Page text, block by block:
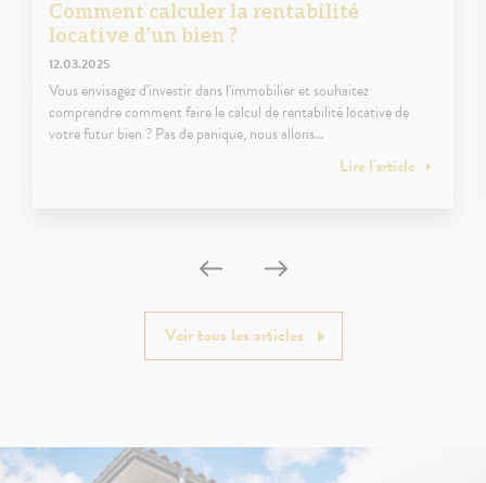
Comment calculer la rentabilité
locative d'un bien ?
12.03.2025
Vous envisagez d'investir dans l'immobilier et souhaitez
comprendre comment faire le calcul de rentabilité locative de
votre futur bien ? Pas de panique, nous allons…
Lire l'article
Voir tous les articles